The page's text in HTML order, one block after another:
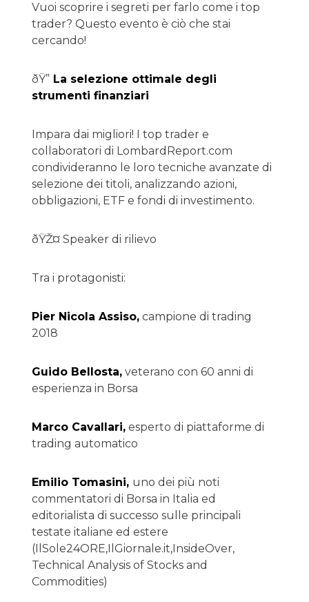
Vuoi scoprire i segreti per farlo come i top
trader? Questo evento è ciò che stai
cercando!
ðŸ” La selezione ottimale degli
strumenti finanziari
Impara dai migliori! I top trader e
collaboratori di LombardReport.com
condivideranno le loro tecniche avanzate di
selezione dei titoli, analizzando azioni,
obbligazioni, ETF e fondi di investimento.
ðŸŽ¤ Speaker di rilievo
Tra i protagonisti:
Pier Nicola Assiso, campione di trading
2018
Guido Bellosta, veterano con 60 anni di
esperienza in Borsa
Marco Cavallari, esperto di piattaforme di
trading automatico
Emilio Tomasini, uno dei più noti
commentatori di Borsa in Italia ed
editorialista di successo sulle principali
testate italiane ed estere
(IlSole24ORE,IlGiornale.it,InsideOver,
Technical Analysis of Stocks and
Commodities)